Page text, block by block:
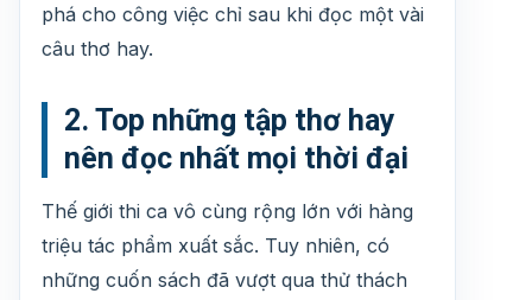
phá cho công việc chỉ sau khi đọc một vài
câu thơ hay.
2. Top những tập thơ hay
nên đọc nhất mọi thời đại
Thế giới thi ca vô cùng rộng lớn với hàng
triệu tác phẩm xuất sắc. Tuy nhiên, có
những cuốn sách đã vượt qua thử thách